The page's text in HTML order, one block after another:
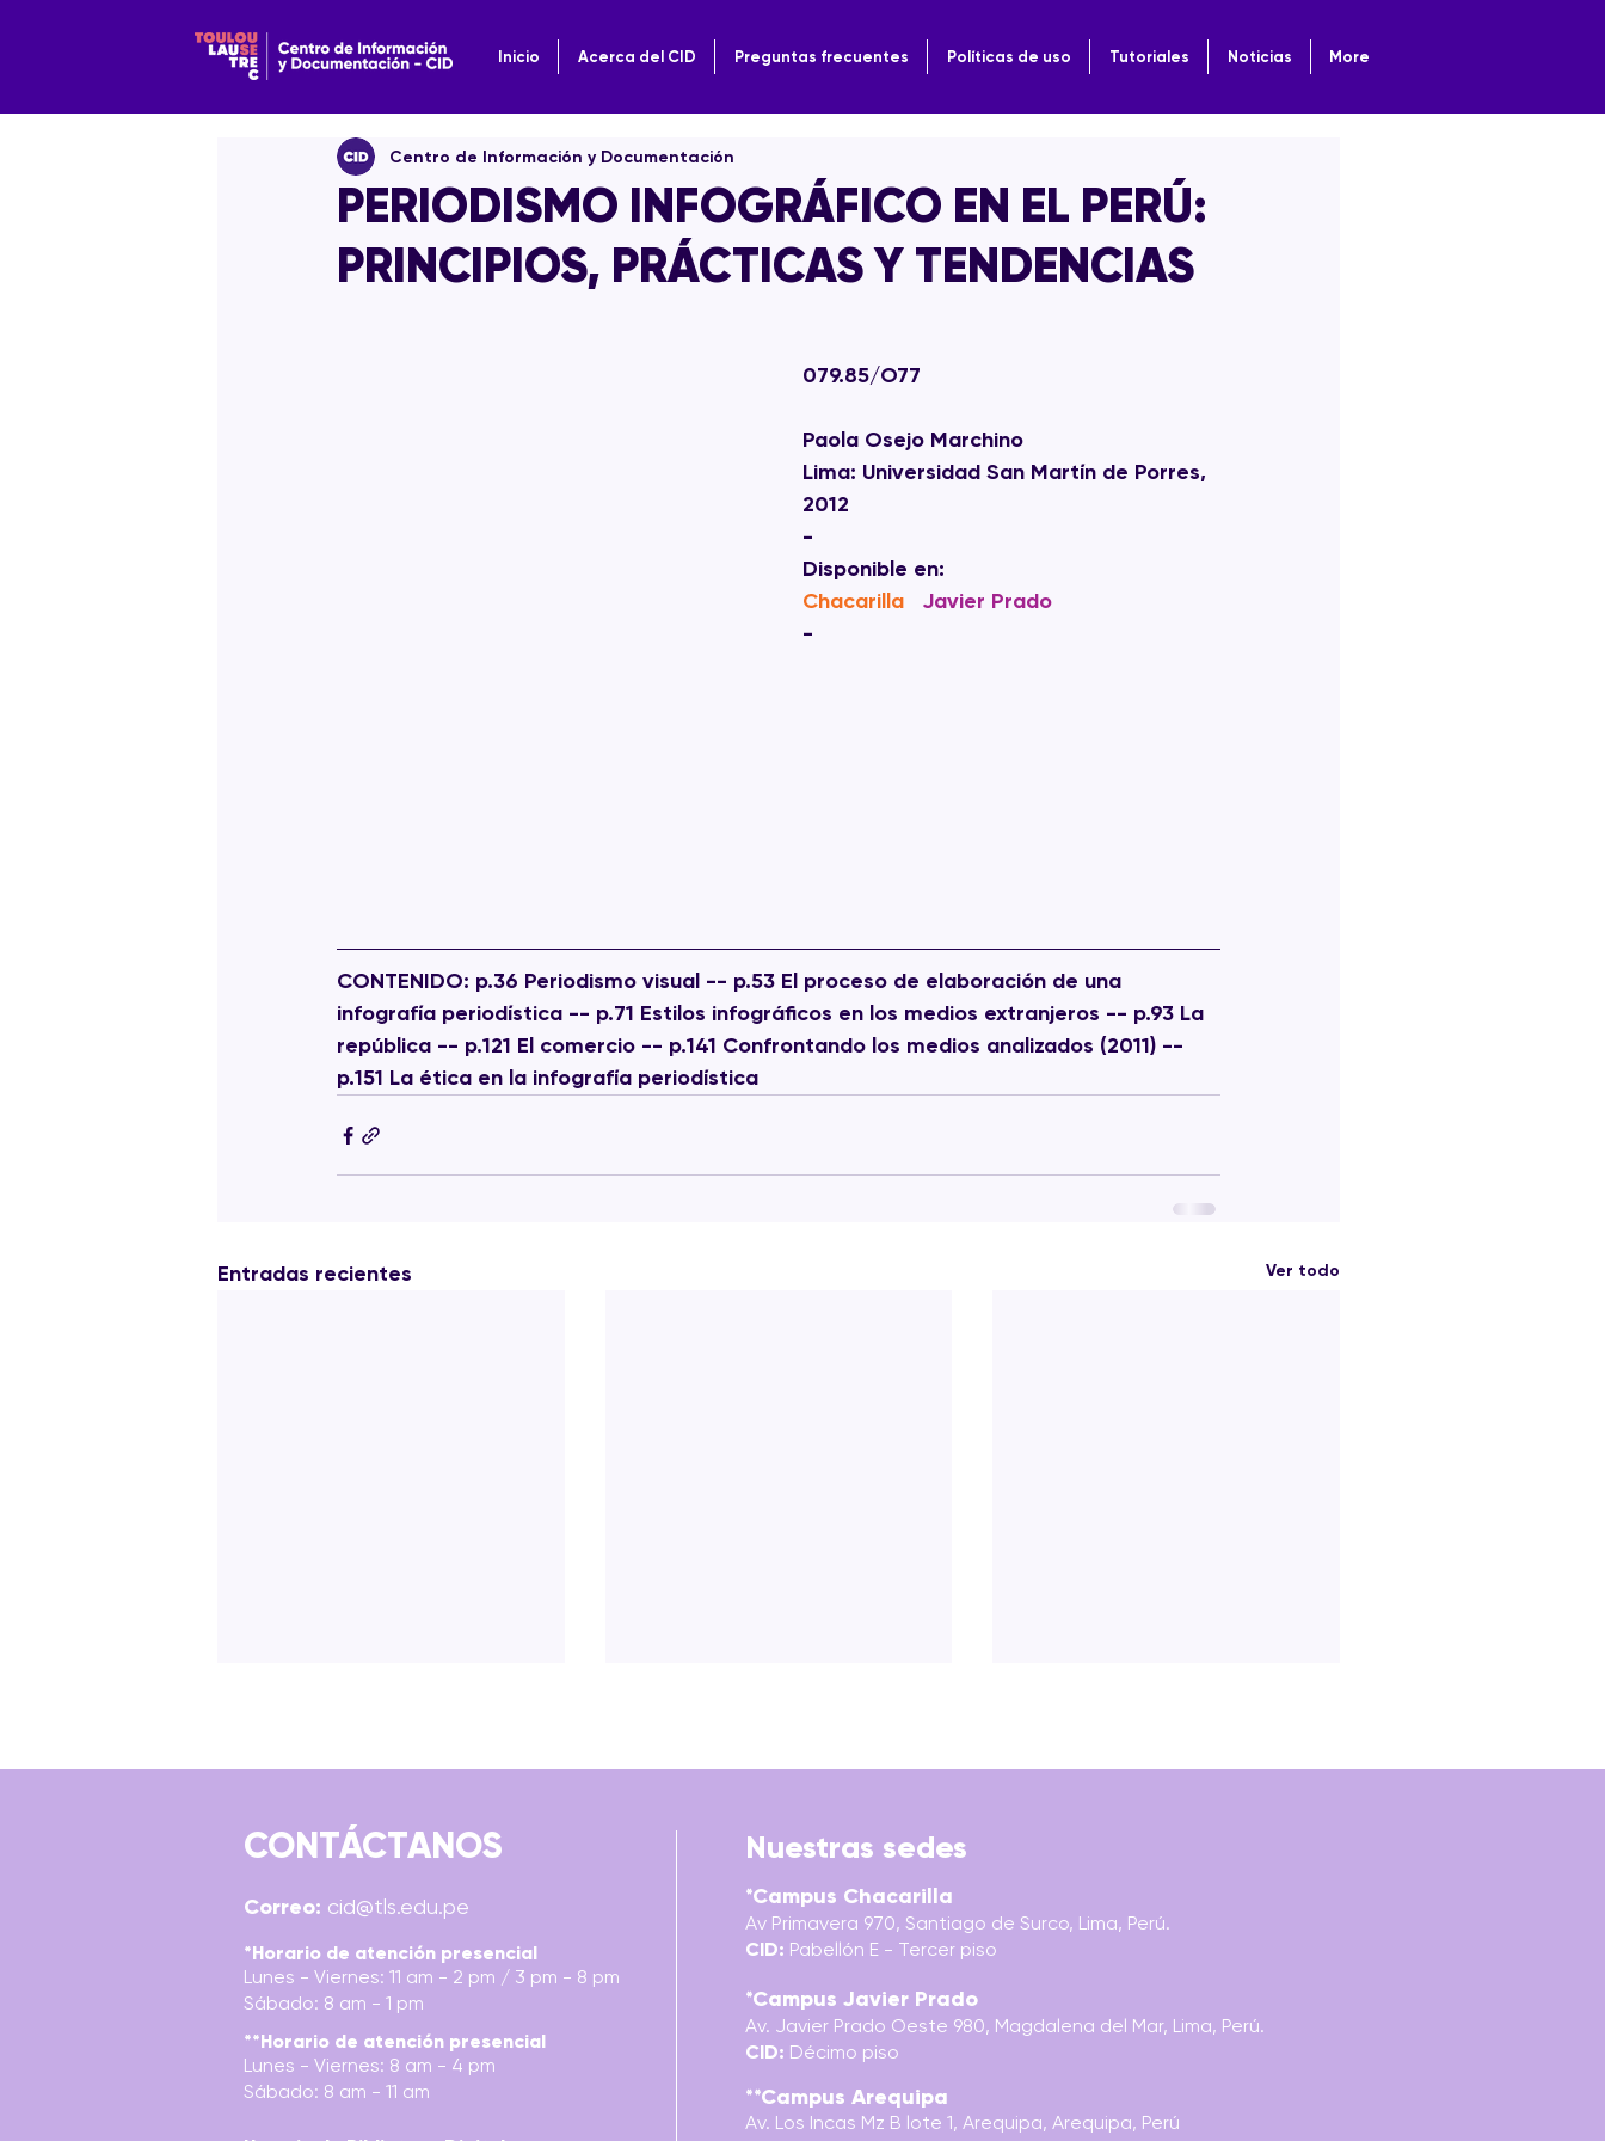
Inicio Acerca del CID Preguntas frecuentes Políticas de uso Tutoriales Noticias More
PERIODISMO INFOGRÁFICO EN EL PERÚ:
PRINCIPIOS, PRÁCTICAS Y TENDENCIAS
Centro de Información y Documentación
079.85/O77
Paola Osejo Marchino
Lima: Universidad San Martín de Porres,
2012
-
Disponible en:
Chacarilla
Javier Prado
-
CONTENIDO: p.36 Periodismo visual -- p.53 El proceso de elaboración de una
infografía periodística -- p.71 Estilos infográficos en los medios extranjeros -- p.93 La
república -- p.121 El comercio -- p.141 Confrontando los medios analizados (2011) --
p.151 La ética en la infografía periodística
Entradas recientes Ver todo
TÉCNICAS DE MAQUILLAJE
CARACTERIZACIÓN
BUYOLOGY: VERDADES Y
MENTIRAS DE POR QUÉ
COMPRAMOS
TRANSMEDIA: NARRATIVA,
CONTÁCTANOS
Correo: cid@tls.edu.pe
*Horario de atención presencial
Lunes - Viernes: 11 am - 2 pm / 3 pm - 8 pm
Sábado: 8 am - 1 pm
Nuestras sedes
*Campus Chacarilla
Av Primavera 970, Santiago de Surco, Lima, Perú.
CID: Pabellón E - Tercer piso
*Campus Javier Prado
Av. Javier Prado Oeste 980, Magdalena del Mar, Lima, Perú.
CID: Décimo piso
**Campus Arequipa
Av. Los Incas Mz B lote 1, Arequipa, Arequipa, Perú
**Horario de atención presencial
Lunes - Viernes: 8 am - 4 pm
Sábado: 8 am - 11 am